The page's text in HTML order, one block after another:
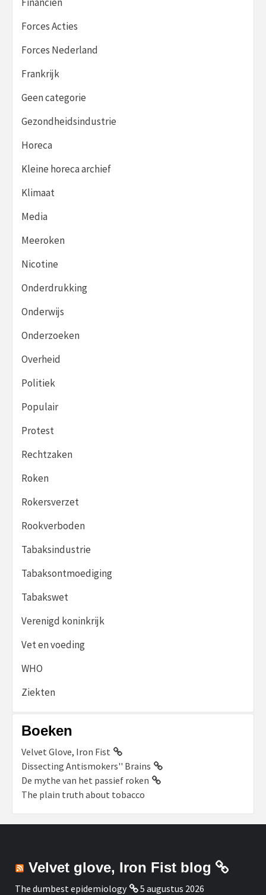
Forces Acties
Forces Nederland
Frankrijk
Geen categorie
Gezondheidsindustrie
Horeca
Kleine horeca archief
Klimaat
Media
Meeroken
Nicotine
Onderdrukking
Onderwijs
Onderzoeken
Overheid
Politiek
Populair
Protest
Rechtzaken
Roken
Rokersverzet
Rookverboden
Tabaksindustrie
Tabaksontmoediging
Tabakswet
Verenigd koninkrijk
Vet en voeding
WHO
Ziekten
Boeken
Velvet Glove, Iron Fist
Dissecting Antismokers'' Brains
De mythe van het passief roken
The plain truth about tobacco
Velvet glove, Iron Fist blog
The dumbest epidemiology
5 augustus 2026